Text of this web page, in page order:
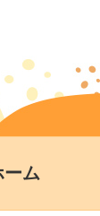
ーム